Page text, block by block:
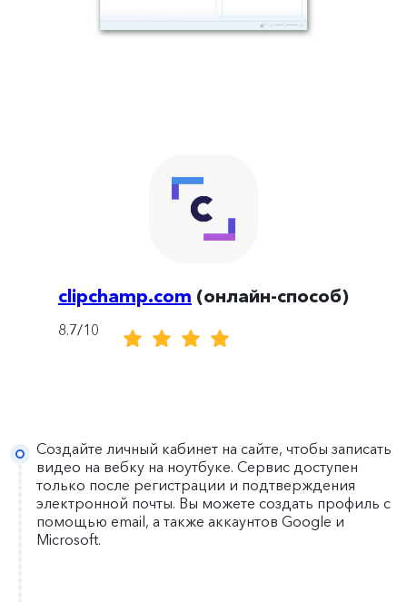
clipchamp.com (онлайн-способ)
8.7/10
Создайте личный кабинет на сайте, чтобы записать
видео на вебку на ноутбуке. Сервис доступен
только после регистрации и подтверждения
электронной почты. Вы можете создать профиль с
помощью email, а также аккаунтов Google и
Microsoft.